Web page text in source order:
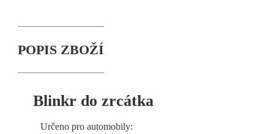
POPIS ZBOŽÍ
Blinkr do zrcátka
Určeno pro automobily: